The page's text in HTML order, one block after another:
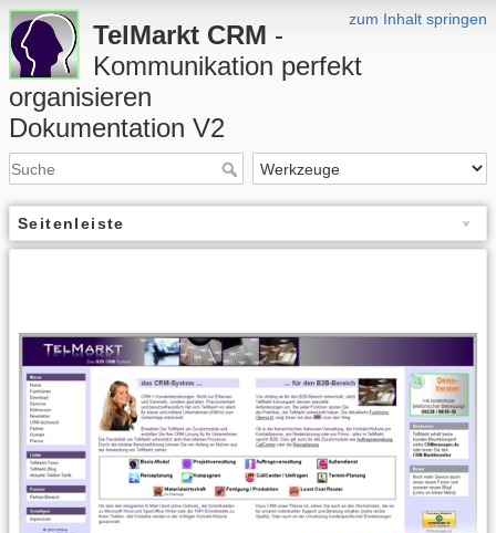
zum Inhalt springen
TelMarkt CRM -
Kommunikation perfekt
organisieren
Dokumentation V2
Seitenleiste